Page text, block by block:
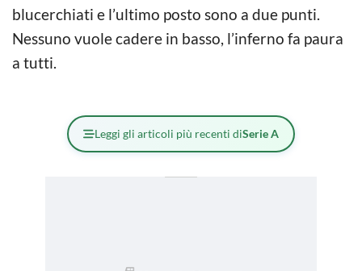
blucerchiati e l’ultimo posto sono a due punti.
Nessuno vuole cadere in basso, l’inferno fa paura
a tutti.
Leggi gli articoli più recenti diSerie A